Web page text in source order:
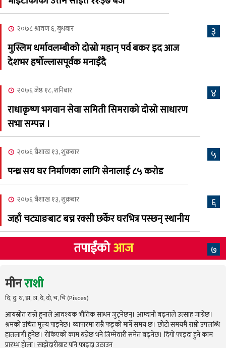
७ क्यालगरी नेपाली मेला
२०८३ श्रावण २, शनिबार
८
क्यालगरी नेपाली मेलाको
अस्मिताको बेजोड प्रस्तुती रहने
३
२०७८ श्रावण ६, बुधबार
मुस्लिम धर्मावलम्बीको दोस्रो महान् पर्व बकर इद आज
देशभर हर्षोल्लासपूर्वक मनाइँदै
४
२०७६ जेष्ठ १८, शनिबार
राधाकृष्ण भगवान सेवा समिती सिमराको दोस्रो साधारण
सभा सम्पन्न ।
५
२०७६ बैशाख १३, शुक्रबार
पन्ध्र सय घर निर्माणका लागि सेनालाई ८५ करोड
६
२०७६ बैशाख १३, शुक्रबार
जहाँ चट्याङबाट बच्न रक्सी छर्केर घरभित्र पस्छन् स्थानीय
७
तपाईंकोआज
मीनराशी
दि, दु, थ, झ, ञ, दे, दो, च, चि (Pisces)
आयस्रोत राम्रो हुनाले आवश्यक भौतिक साधन जुट्नेछन्। आम्दानी बढ्नाले उत्साह जाग्नेछ।
श्रमको उचित मूल्य पाइनेछ। व्यापारमा राम्रै फड्को मार्ने समय छ। छोटो समयमै राम्रो उपलब्धि
हातलागी हुनेछ। रोकिएको काम बन्नेछ भने जिम्मेवारी समेत बढ्नेछ। दिगो फाइदा हुने काम
प्रारम्भ होला। साझेदारीबाट पनि फाइदा उठाउन